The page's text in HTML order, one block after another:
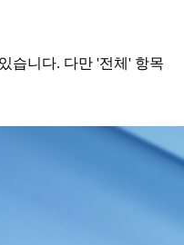
습니다. 다만 '전체' 항목